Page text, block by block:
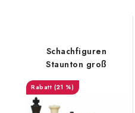
Schachfiguren
Staunton groß
(21 %)